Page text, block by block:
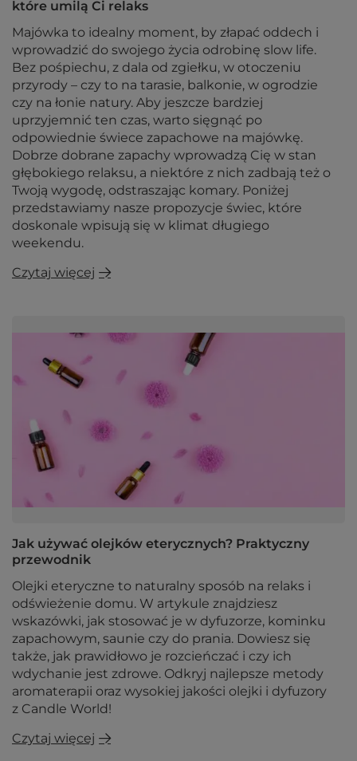
które umilą Ci relaks
Majówka to idealny moment, by złapać oddech i
wprowadzić do swojego życia odrobinę slow life.
Bez pośpiechu, z dala od zgiełku, w otoczeniu
przyrody – czy to na tarasie, balkonie, w ogrodzie
czy na łonie natury. Aby jeszcze bardziej
uprzyjemnić ten czas, warto sięgnąć po
odpowiednie świece zapachowe na majówkę.
Dobrze dobrane zapachy wprowadzą Cię w stan
głębokiego relaksu, a niektóre z nich zadbają też o
Twoją wygodę, odstraszając komary. Poniżej
przedstawiamy nasze propozycje świec, które
doskonale wpisują się w klimat długiego
weekendu.
Czytaj więcej
Jak używać olejków eterycznych? Praktyczny
przewodnik
Olejki eteryczne to naturalny sposób na relaks i
odświeżenie domu. W artykule znajdziesz
wskazówki, jak stosować je w dyfuzorze, kominku
zapachowym, saunie czy do prania. Dowiesz się
także, jak prawidłowo je rozcieńczać i czy ich
wdychanie jest zdrowe. Odkryj najlepsze metody
aromaterapii oraz wysokiej jakości olejki i dyfuzory
z Candle World!
Czytaj więcej